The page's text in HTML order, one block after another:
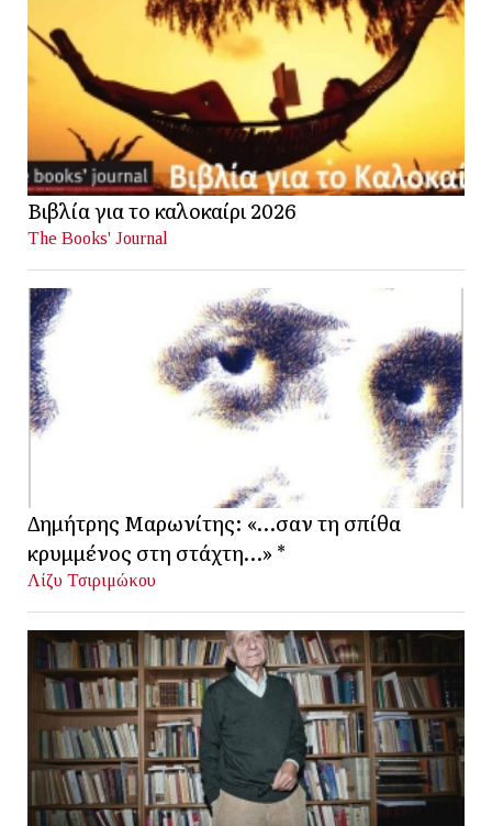
Βιβλία για το καλοκαίρι 2026
The Books' Journal
Δημήτρης Μαρωνίτης: «…σαν τη σπίθα
κρυμμένος στη στάχτη…» *
Λίζυ Τσιριμώκου